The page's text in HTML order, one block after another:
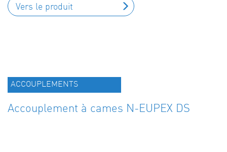
Vers le produit
ACCOUPLEMENTS
Accouplement à cames N-EUPEX DS